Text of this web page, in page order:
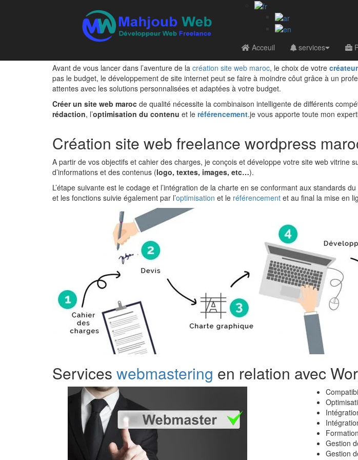
Acceuil services
Creation site web maroc
Création site web maroc pas cher de qualité
Avant de vous lancer dans l’aventure de la création site web maroc, le choix de votre
pas le budget, le développement de site internet peut se faire à moindre côut grâce à un
attentes avec les solutions personnalisées et adaptées à votre budget.
Créer un site web maroc de qualité nécessite la combinaison intelligente de différents
rédaction, l’optimisation du contenu et le référencement.je vous apporte toute mon
Création site web freelance wordpress
A partir de vos objectifs et cahier des charges, je conçois et développe votre site web
d’informations et des contenus (logo, textes, images, etc…).
L’étape suivante est le codage et l’intégration de la charte en se conformant aux standards
et les fonctions suivie également par l’optimisation et le référencement et au final la mise en
Services webmastering en relation avec
Gestion
Gestion